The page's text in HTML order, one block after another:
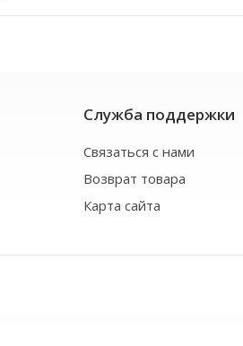
Служба поддержки
Связаться с нами
Возврат товара
Карта сайта